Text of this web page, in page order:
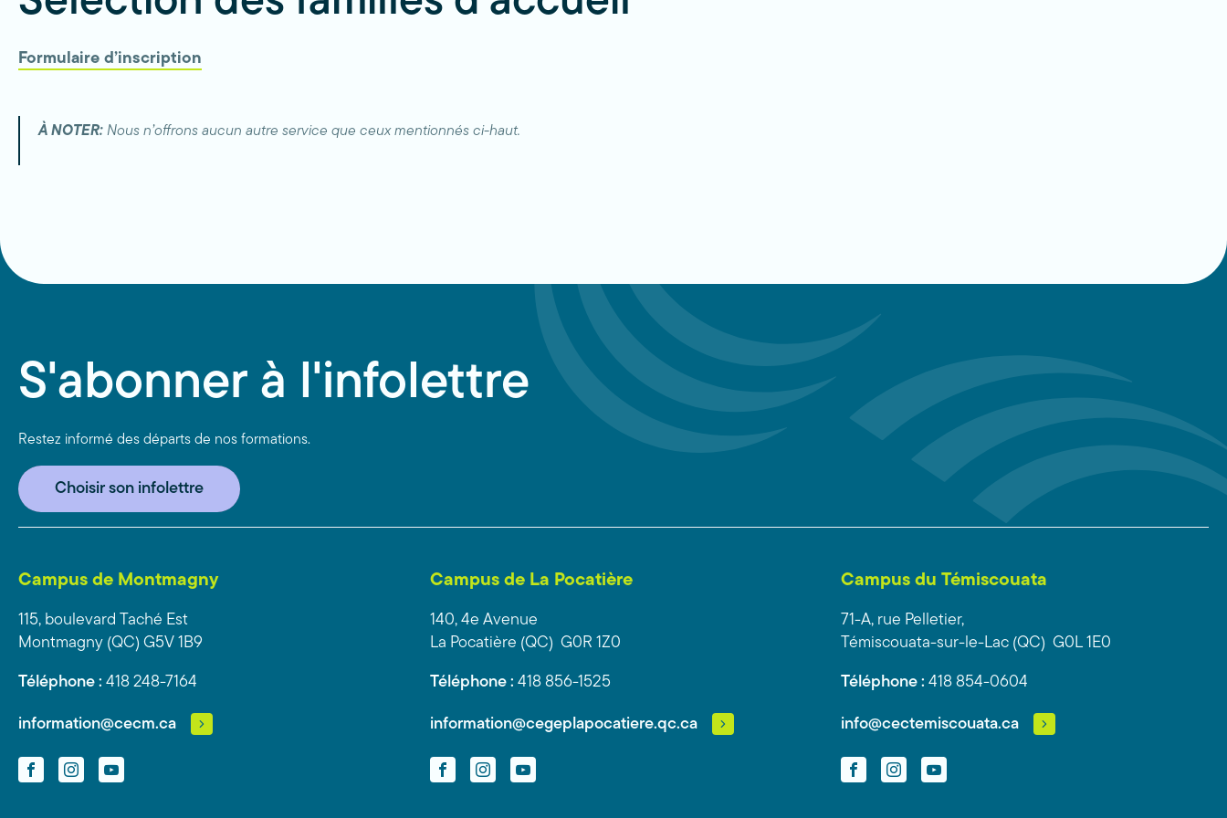
Formulaire d’inscription
À NOTER: Nous n’offrons aucun autre service que ceux mentionnés ci-haut.
S'abonner à l'infolettre
Restez informé des départs de nos formations.
Choisir son infolettre
Campus de Montmagny
115, boulevard Taché Est
Montmagny (QC) G5V 1B9
Téléphone : 418 248-7164
information@cecm.ca
FacebookInstagramYouTube
Campus de La Pocatière
140, 4e Avenue
La Pocatière (QC) G0R 1Z0
Téléphone : 418 856-1525
information@cegeplapocatiere.qc.ca
FacebookInstagramYouTube
Campus du Témiscouata
71-A, rue Pelletier,
Témiscouata-sur-le-Lac (QC) G0L 1E0
Téléphone : 418 854-0604
info@cectemiscouata.ca
FacebookInstagramYouTube